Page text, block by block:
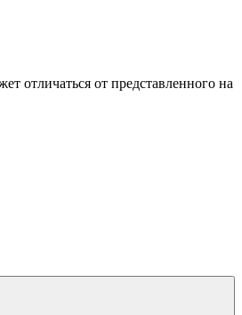
отличаться от представленного на